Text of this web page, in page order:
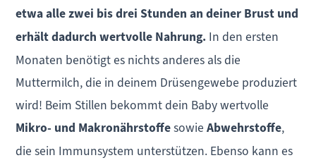
etwa alle zwei bis drei Stunden an deiner Brust und
erhält dadurch wertvolle Nahrung. In den ersten
Monaten benötigt es nichts anderes als die
Muttermilch, die in deinem Drüsengewebe produziert
wird! Beim Stillen bekommt dein Baby wertvolle
Mikro- und MakronährstoffesowieAbwehrstoffe,
die sein Immunsystem unterstützen. Ebenso kann es